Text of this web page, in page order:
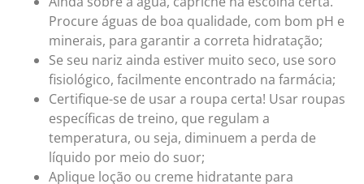
Procure águas de boa qualidade, com bom pH e
minerais, para garantir a correta hidratação;
Se seu nariz ainda estiver muito seco, use soro
fisiológico, facilmente encontrado na farmácia;
Certifique-se de usar a roupa certa! Usar roupas
específicas de treino, que regulam a
temperatura, ou seja, diminuem a perda de
líquido por meio do suor;
Aplique loção ou creme hidratante para